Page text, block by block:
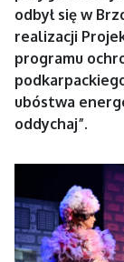
odbył się w
realizacji
programu
ubóstwa
oddychaj”.